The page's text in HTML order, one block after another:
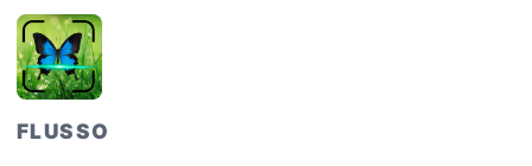
FLUSSO